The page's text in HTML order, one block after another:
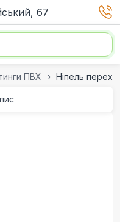
67
ПВХ Ніпель